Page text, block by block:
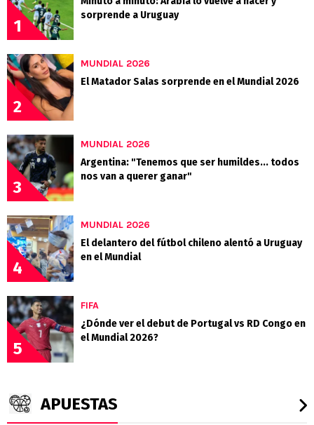
1
sorprende a Uruguay
2
MUNDIAL 2026
El Matador Salas sorprende en el Mundial 2026
3
MUNDIAL 2026
Argentina: "Tenemos que ser humildes... todos
nos van a querer ganar"
4
MUNDIAL 2026
El delantero del fútbol chileno alentó a Uruguay
en el Mundial
5
FIFA
¿Dónde ver el debut de Portugal vs RD Congo en
el Mundial 2026?
APUESTAS